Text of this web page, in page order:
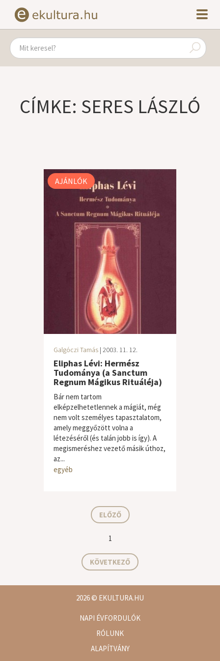
CÍMKE: SERES LÁSZLÓ
AJÁNLÓK
Galgóczi Tamás | 2003. 11. 12.
Eliphas Lévi: Hermész
Tudománya (a Sanctum
Regnum Mágikus Rituáléja)
Bár nem tartom
elképzelhetetlennek a mágiát, még
nem volt személyes tapasztalatom,
amely meggyőzött volna a
létezéséről (és talán jobb is így). A
megismeréshez vezető másik úthoz,
az...
egyéb
ELŐZŐ
1
KÖVETKEZŐ
2026© EKULTURA.HU
NAPI ÉVFORDULÓK
RÓLUNK
ALAPÍTVÁNY